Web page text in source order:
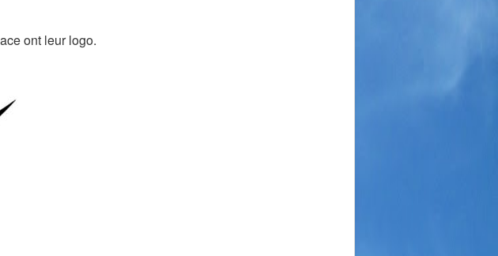
ont leur logo.